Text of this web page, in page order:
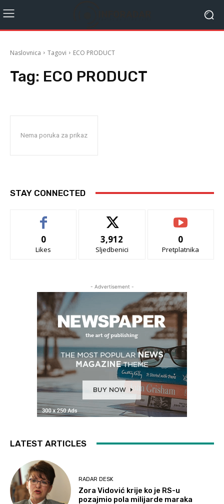
Naslovnica Tagovi ECO PRODUCT
Tag: ECO PRODUCT
Nema poruka za prikaz
STAY CONNECTED
0
Likes
3,912
Sljedbenici
0
Pretplatnika
- Advertisement -
LATEST ARTICLES
RADAR DESK
Zora Vidović krije ko je RS-u
pozajmio pola milijarde maraka